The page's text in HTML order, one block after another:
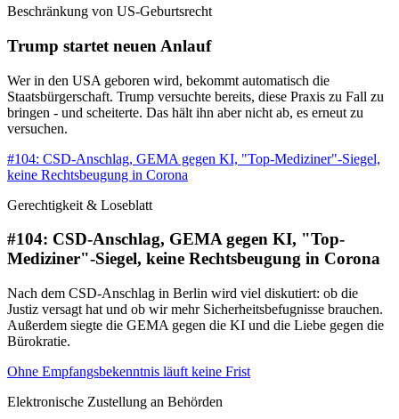
Beschränkung von US-Geburtsrecht
Trump startet neuen Anlauf
Wer in den USA geboren wird, bekommt automatisch die
Staatsbürgerschaft. Trump versuchte bereits, diese Praxis zu Fall zu
bringen - und scheiterte. Das hält ihn aber nicht ab, es erneut zu
versuchen.
#104: CSD-Anschlag, GEMA gegen KI, "Top-Mediziner"-Siegel,
keine Rechtsbeugung in Corona
Gerechtigkeit & Loseblatt
#104: CSD-Anschlag, GEMA gegen KI, "Top-
Mediziner"-Siegel, keine Rechtsbeugung in Corona
Nach dem CSD-Anschlag in Berlin wird viel diskutiert: ob die
Justiz versagt hat und ob wir mehr Sicherheitsbefugnisse brauchen.
Außerdem siegte die GEMA gegen die KI und die Liebe gegen die
Bürokratie.
Ohne Empfangsbekenntnis läuft keine Frist
Elektronische Zustellung an Behörden